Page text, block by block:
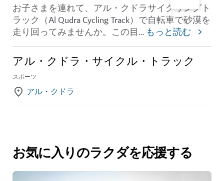
お子さまを連れて、アル・クドラサイクリングト
ラック（Al Qudra Cycling Track）で自転車で砂漠を
走り回ってみませんか。この目... もっと読む
アル・クドラ・サイクル・トラック
スポーツ
アル・クドラ
お気に入りのラクダを応援する